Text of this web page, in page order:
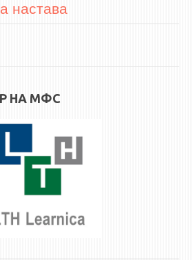
настава
НА МФС